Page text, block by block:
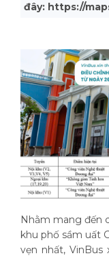
đây: https://
Nhằm mang đến
khu phố sầm uất
vẹn nhất,